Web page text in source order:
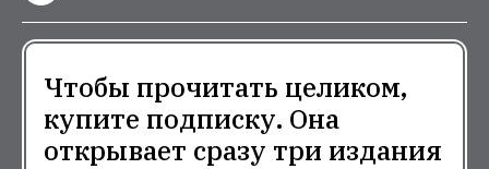
Чтобы прочитать целиком,
купите подписку. Она
открывает сразу три издания